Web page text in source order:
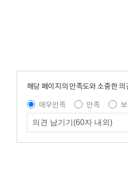
해당 페이지의 만족도와 소중한 의
매우만족
만족